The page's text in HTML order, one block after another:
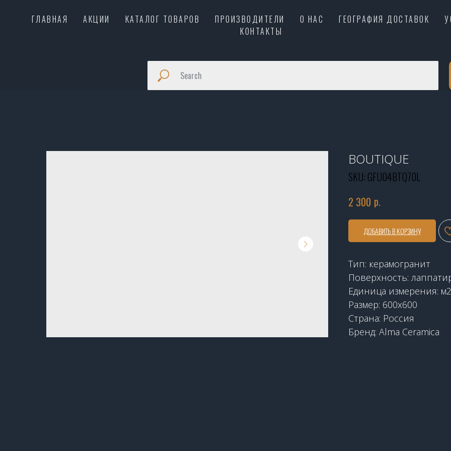
ГЛАВНАЯ АКЦИИ КАТАЛОГ ТОВАРОВ ПРОИЗВОДИТЕЛИ О НАС ГЕОГРАФИЯ ДОСТАВОК
КОНТАКТЫ
BOUTIQUE
SKU: GFU04BTQ70L
2 300 р.
ДОБАВИТЬ В КОРЗИНУ
Тип: керамогранит
Поверхность:
Единица измерения: м2
Размер: 600x600
Страна: Россия
Бренд: Alma Ceramica